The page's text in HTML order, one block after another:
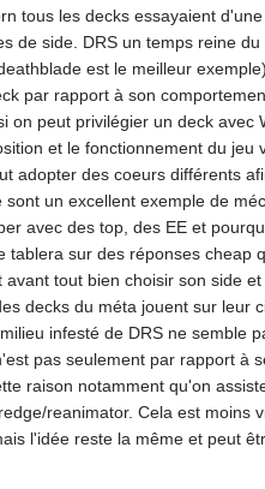
tous les decks essayaient
de side. DRS un temps reine
est le meilleur exemple).
par rapport à son
on peut privilégier un deck
et le fonctionnement du
adopter des coeurs différents
un excellent exemple de
avec des top, des EE et
tablera sur des réponses cheap
avant tout bien choisir son side
decks du méta jouent sur leur
infesté de DRS ne semble
pas seulement par rapport à
raison notamment qu'on
reanimator. Cela est
l'idée reste la même et peut